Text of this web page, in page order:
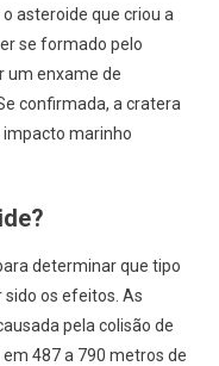
asteroide que criou a
se formado pelo
um enxame de
confirmada, a cratera
impacto marinho
determinar que tipo
os efeitos. As
pela colisão de
487 a 790 metros de